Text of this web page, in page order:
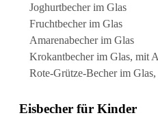
Joghurtbecherim Glas
Fruchtbecherim Glas
Amarenabecherim Glas
Krokantbecherim Glas, mit
Rote-Grütze-Becherim
Eisbecher für Kinder